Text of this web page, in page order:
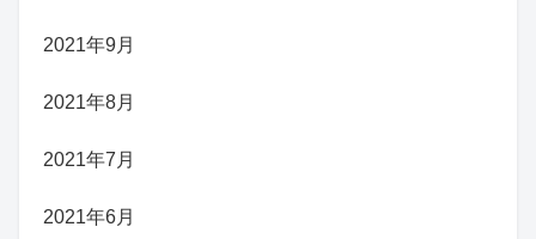
2021年9月
2021年8月
2021年7月
2021年6月